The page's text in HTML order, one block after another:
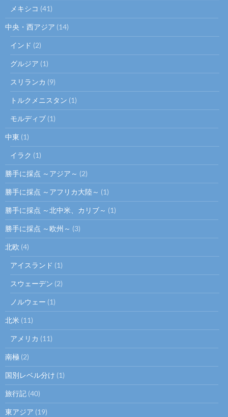
メキシコ (41)
中央・西アジア (14)
インド (2)
グルジア (1)
スリランカ (9)
トルクメニスタン (1)
モルディブ (1)
中東 (1)
イラク (1)
勝手に採点 ～アジア～ (2)
勝手に採点 ～アフリカ大陸～ (1)
勝手に採点 ～北中米、カリブ～ (1)
勝手に採点 ～欧州～ (3)
北欧 (4)
アイスランド (1)
スウェーデン (2)
ノルウェー (1)
北米 (11)
アメリカ (11)
南極 (2)
国別レベル分け (1)
旅行記 (40)
東アジア (19)